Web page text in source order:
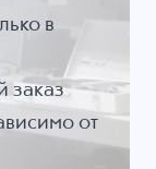
в
заказ
от